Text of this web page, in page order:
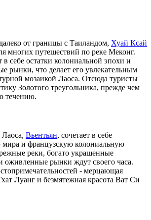
от границы с Таиландом, Хуай Ксай
многих путешествий по реке Меконг.
в себе остатки колониальной эпохи и
рынки, что делает его увлекательным
мозаикой Лаоса. Отсюда туристы
Золотого треугольника, прежде чем
течению.
Вьентьян, сочетает в себе
мира и французскую колониальную
реки, богато украшенные
оживленные рынки ждут своего часа.
- мерцающая
Луанг и безмятежная красота Ват Си